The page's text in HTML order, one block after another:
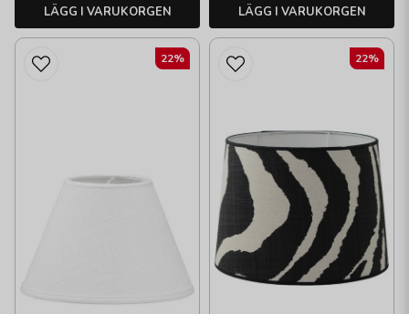
LÄGG I VARUKORGEN LÄGG I VARUKORGEN
22% 22%